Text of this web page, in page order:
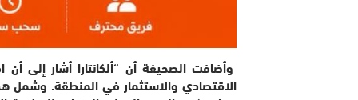
وأضافت الصحيفة أن “ألكانتارا أشار إلى
الاقتصادي والاستثمار في المنطقة. وشمل هذا